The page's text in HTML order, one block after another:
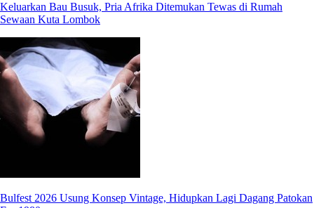
Keluarkan Bau Busuk, Pria Afrika Ditemukan Tewas di Rumah
Sewaan Kuta Lombok
Bulfest 2026 Usung Konsep Vintage, Hidupkan Lagi Dagang Patokan